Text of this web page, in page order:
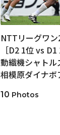
NTTリーグワ
［D2 1位 vs
動織機シャト
相模原ダイナボ
10 Photos